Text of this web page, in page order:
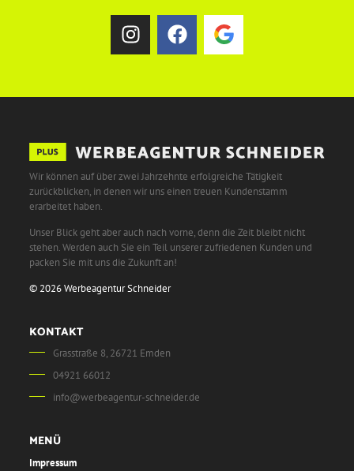
Wir können auf über zwei Jahrzehnte erfolgreiche Tätigkeit
zurückblicken, in denen wir uns einen treuen Kundenstamm
erarbeitet haben.
Unser Blick geht aber auch nach vorne, denn die Zeit bleibt nicht
stehen. Werden auch Sie ein Teil unserer zufriedenen Kunden und
packen Sie mit uns die Zukunft an!
© 2026 Werbeagentur Schneider
KONTAKT
Grasstraße 8, 26721 Emden
04921 66012
info@werbeagentur-schneider.de
MENÜ
Impressum